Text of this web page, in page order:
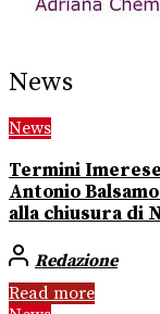
News
News
Termini
Antonio
alla chiusura di
Redazione
Read more